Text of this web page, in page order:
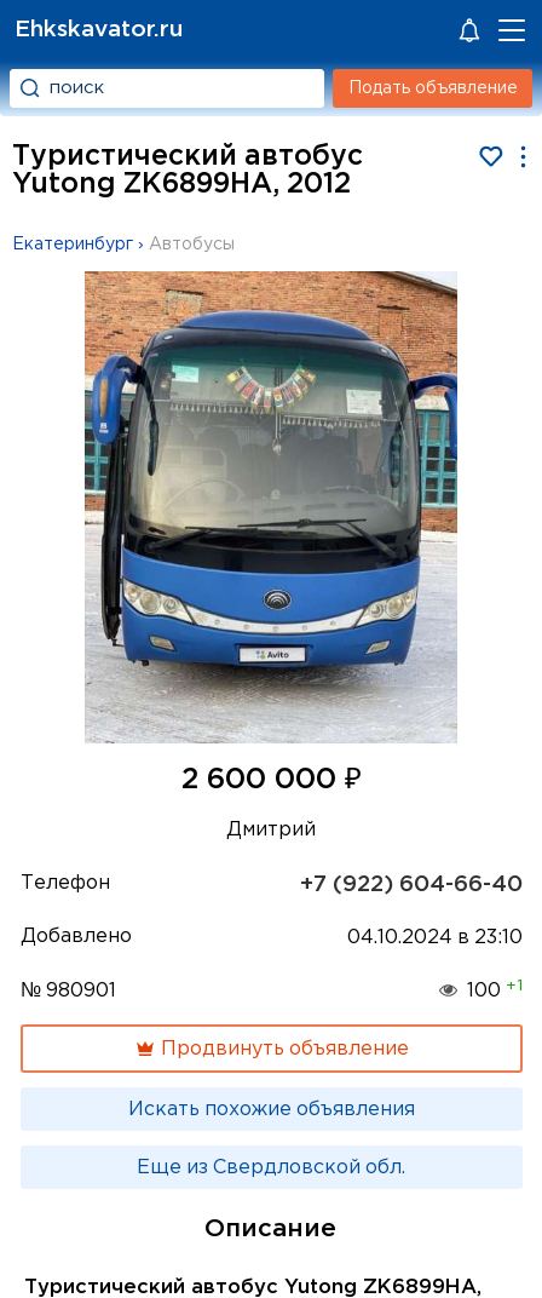
Ehkskavator.ru
Подать объявление
Туристический автобус
Yutong ZK6899HA, 2012
Екатеринбург › Автобусы
2 600 000 ₽
Дмитрий
Телефон +7 (922) 604-66-40
Добавлено 04.10.2024 в 23:10
№ 980901 100 +1
Продвинуть объявление
Искать похожие объявления
Еще из Свердловской обл.
Описание
Туристический автобус Yutong ZK6899HA,